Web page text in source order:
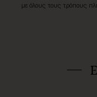
με όλους τους τρόπους